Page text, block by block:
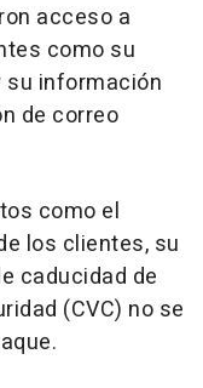
acceso a
como su
su información
de correo
como el
los clientes, su
caducidad de
(CVC) no se